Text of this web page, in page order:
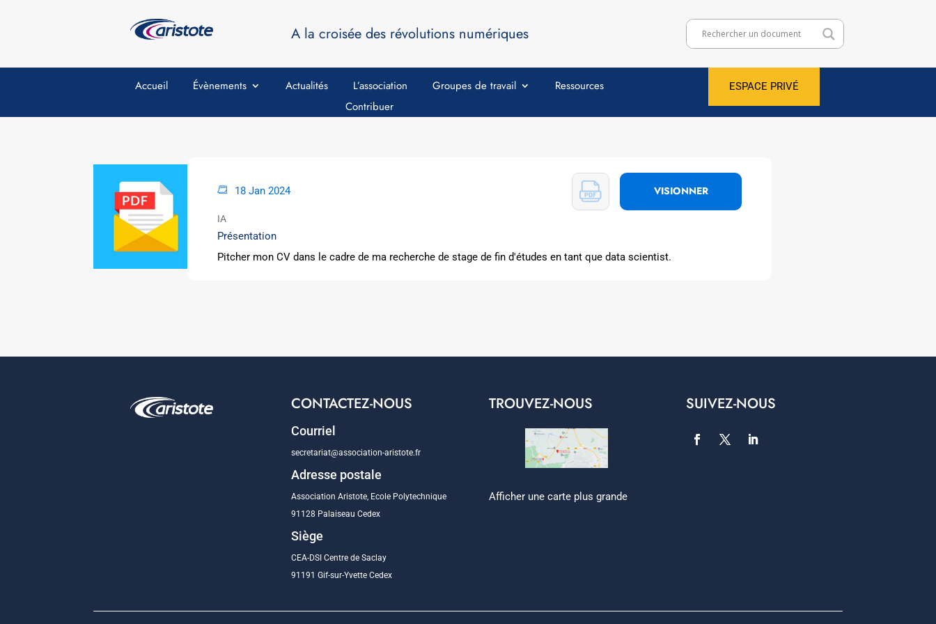
A la croisée des révolutions numériques
Accueil Évènements Actualités L’association Groupes de travail
Ressources
Contribuer
ESPACE PRIVÉ
18 Jan 2024 VISIONNER
IA
Présentation
Pitcher mon CV dans le cadre de ma recherche de stage de fin d'études en tant que data scientist.
CONTACTEZ-NOUS
Courriel
secretariat@association-aristote.fr
Adresse postale
Association Aristote, Ecole Polytechnique
91128 Palaiseau Cedex
Siège
CEA-DSI Centre de Saclay
91191 Gif-sur-Yvette Cedex
TROUVEZ-NOUS
Afficher une carte plus grande
SUIVEZ-NOUS